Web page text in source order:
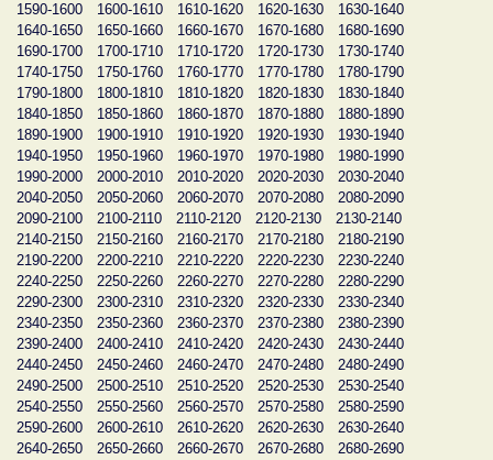
1590-1600 1600-1610 1610-1620 1620-1630
1630-1640
1640-1650
1650-1660 1660-1670 1670-1680
1680-1690
1690-1700
1700-1710 1710-1720 1720-1730
1730-1740
1740-1750
1750-1760 1760-1770 1770-1780
1780-1790
1790-1800
1800-1810 1810-1820 1820-1830
1830-1840
1840-1850
1850-1860 1860-1870 1870-1880
1880-1890
1890-1900
1900-1910 1910-1920 1920-1930
1930-1940
1940-1950
1950-1960 1960-1970 1970-1980
1980-1990
1990-2000
2000-2010 2010-2020 2020-2030
2030-2040
2040-2050
2050-2060 2060-2070 2070-2080
2080-2090
2090-2100
2100-2110 2110-2120 2120-2130
2130-2140
2140-2150
2150-2160 2160-2170 2170-2180
2180-2190
2190-2200
2200-2210 2210-2220 2220-2230
2230-2240
2240-2250
2250-2260 2260-2270 2270-2280
2280-2290
2290-2300
2300-2310 2310-2320 2320-2330
2330-2340
2340-2350
2350-2360 2360-2370 2370-2380
2380-2390
2390-2400
2400-2410 2410-2420 2420-2430
2430-2440
2440-2450
2450-2460 2460-2470 2470-2480
2480-2490
2490-2500
2500-2510 2510-2520 2520-2530
2530-2540
2540-2550
2550-2560 2560-2570 2570-2580
2580-2590
2590-2600
2600-2610 2610-2620 2620-2630
2630-2640
2640-2650
2650-2660 2660-2670 2670-2680
2680-2690